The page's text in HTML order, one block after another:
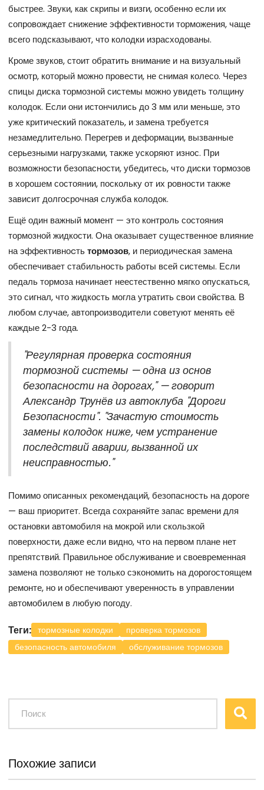
быстрее. Звуки, как скрипы и визги, особенно если их
сопровождает снижение эффективности торможения, чаще
всего подсказывают, что колодки израсходованы.
Кроме звуков, стоит обратить внимание и на визуальный
осмотр, который можно провести, не снимая колесо. Через
спицы диска тормозной системы можно увидеть толщину
колодок. Если они истончились до 3 мм или меньше, это
уже критический показатель, и замена требуется
незамедлительно. Перегрев и деформации, вызванные
серьезными нагрузками, также ускоряют износ. При
возможности безопасности, убедитесь, что диски тормозов
в хорошем состоянии, поскольку от их ровности также
зависит долгосрочная служба колодок.
Ещё один важный момент — это контроль состояния
тормозной жидкости. Она оказывает существенное влияние
на эффективноcтьтормозов, и периодическая замена
обеспечивает стабильность работы всей системы. Если
педаль тормоза начинает неестественно мягко опускаться,
это сигнал, что жидкость могла утратить свои свойства. В
любом случае, автопроизводители советуют менять её
каждые 2-3 года.
"Регулярная проверка состояния
тормозной системы — одна из основ
безопасности на дорогах," — говорит
Александр Трунёв из автоклуба "Дороги
Безопасности". "Зачастую стоимость
замены колодок ниже, чем устранение
последствий аварии, вызванной их
неисправностью."
Помимо описанных рекомендаций, безопасность на дороге
— ваш приоритет. Всегда сохраняйте запас времени для
остановки автомобиля на мокрой или скользкой
поверхности, даже если видно, что на первом плане нет
препятствий. Правильное обслуживание и своевременная
замена позволяют не только сэкономить на дорогостоящем
ремонте, но и обеспечивают уверенность в управлении
автомобилем в любую погоду.
Теги: тормозные колодки
проверка тормозов
безопасность автомобиля
обслуживание тормозов
Похожие записи